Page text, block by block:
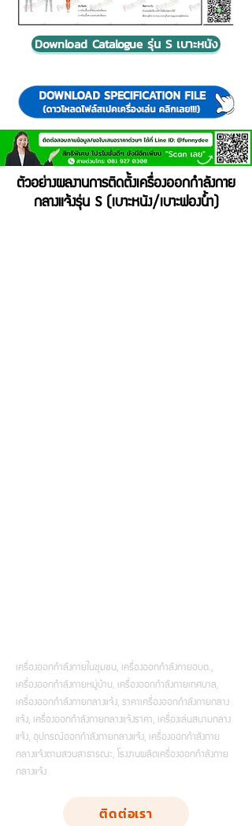
Download Catalogue รุ่น S เบาะหนัง
ตัวอย่างผลงานการติดตั้งเครื่องออกกำลังกาย
กลางแจ้งรุ่น S (เบาะหนัง/เบาะฟองน้ำ)
เครื่องออกกำลังกายในชุมชน, เครื่องออกกำลังกายอบต.,
เครื่องออกกำลังกายหมู่บ้าน, เครื่องออกกำลังกายเทศบาล,
เครื่องออกกำลังกายกลางแจ้ง, ราคาเครื่องออกกำลังกายกลาง
แจ้ง, เครื่องออกกำลังกายกลางแจ้งราคา, เครื่องเล่นสนามกลาง
แจ้ง, อุปกรณ์ออกกำลังกายกลางแจ้ง, เครื่องออกกำลังกาย
กลางแจ้งตามสวนสาธารณะ, โรงงานผลิตเครื่องออกกำลังกาย
กลางแจ้ง
ติดต่อเรา